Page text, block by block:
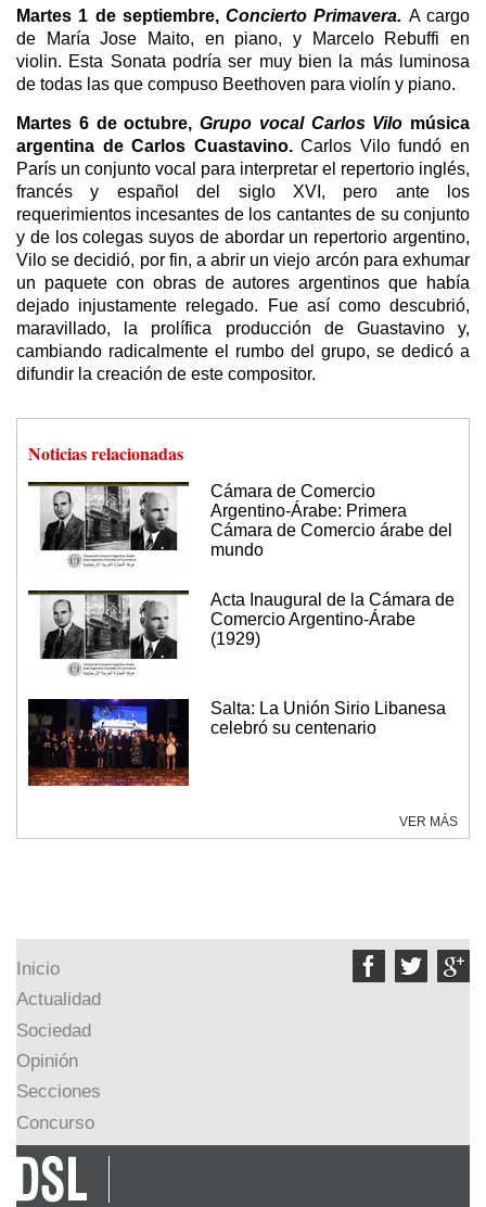
Martes 1 de septiembre,Concierto Primavera. A cargo
de María Jose Maito, en piano, y Marcelo Rebuffi en
violin. Esta Sonata podría ser muy bien la más luminosa
de todas las que compuso Beethoven para violín y piano.
Martes 6 de octubre, Grupo vocal Carlos Vilo música
argentina de Carlos Cuastavino.Carlos Vilo fundó en
París un conjunto vocal para interpretar el repertorio inglés,
francés y español del siglo XVI, pero ante los
requerimientos incesantes de los cantantes de su conjunto
y de los colegas suyos de abordar un repertorio argentino,
Vilo se decidió, por fin, a abrir un viejo arcón para exhumar
un paquete con obras de autores argentinos que había
dejado injustamente relegado. Fue así como descubrió,
maravillado, la prolífica producción de Guastavino y,
cambiando radicalmente el rumbo del grupo, se dedicó a
difundir la creación de este compositor.
Noticias relacionadas
Cámara de Comercio
Argentino-Árabe: Primera
Cámara de Comercio árabe del
mundo
Acta Inaugural de la Cámara de
Comercio Argentino-Árabe
(1929)
Salta: La Unión Sirio Libanesa
celebró su centenario
VER MÁS
  
Inicio
Actualidad
Sociedad
Opinión
Secciones
Concurso